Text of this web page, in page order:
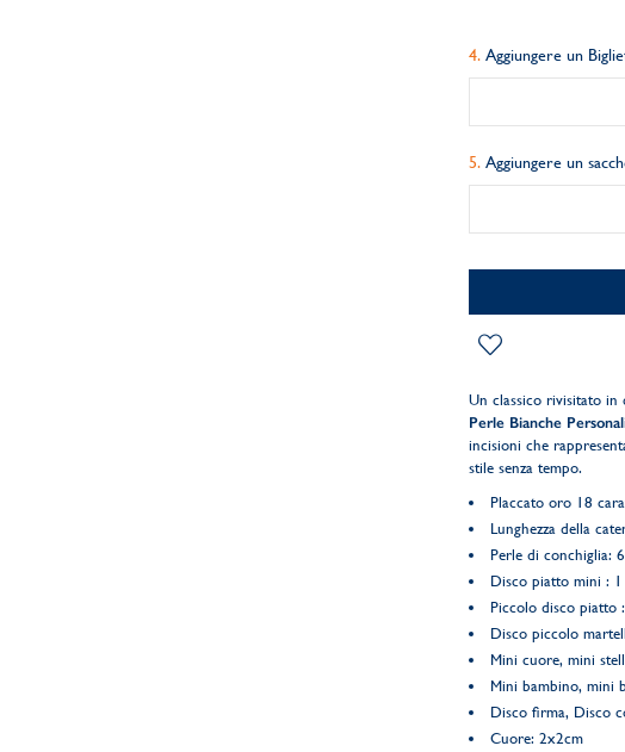
Aggiungere un
Aggiungere un
Un classico rivisitato in
Perle Bianche
incisioni che
stile senza tempo.
Placcato oro 18
Lunghezza della
Perle di conchiglia:
Disco piatto mini :
Piccolo disco piatto
Disco piccolo
Mini cuore, mini
Mini bambino, mini
Disco firma, Disco
Cuore: 2x2cm